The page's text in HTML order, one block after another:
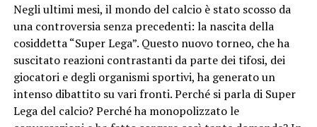
essere la scelta ottimale per le esigenze del gioco.
Vantaggi della forma ovale
1. Migliore controllo di palla
La forma ovale del pallone da rugby consente ai
Negli ultimi mesi, il mondo del calcio è stato scosso da
una controversia senza precedenti: la nascita della
cosiddetta “Super Lega”. Questo nuovo torneo, che ha
suscitato reazioni contrastanti da parte dei tifosi, dei
giocatori e degli organismi sportivi, ha generato un
intenso dibattito su vari fronti. Perché si parla di Super
Lega del calcio? Perché ha monopolizzato le